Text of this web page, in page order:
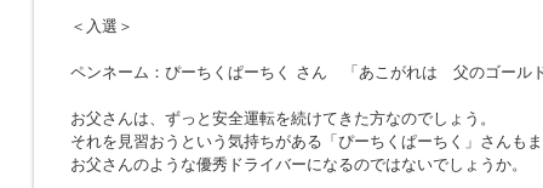
＜入選＞
ペンネーム：ぴーちくぱーちく さん 「あこがれは 父のゴール
お父さんは、ずっと安全運転を続けてきた方なのでしょう。
それを見習おうという気持ちがある「ぴーちくぱーちく」さんも
お父さんのような優秀ドライバーになるのではないでしょうか。